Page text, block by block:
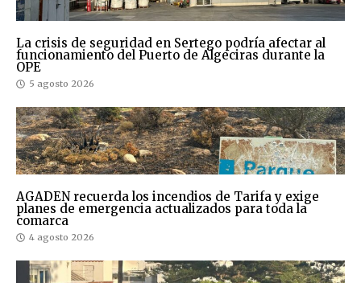
La crisis de seguridad en Sertego podría afectar al
funcionamiento del Puerto de Algeciras durante la
OPE
5 agosto 2026
AGADEN recuerda los incendios de Tarifa y exige
planes de emergencia actualizados para toda la
comarca
4 agosto 2026